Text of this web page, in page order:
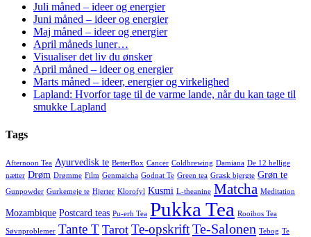
Juli måned – ideer og energier
Juni måned – ideer og energier
Maj måned – ideer og energier
April måneds luner…
Visualiser det liv du ønsker
April måned – ideer og energier
Marts måned – ideer, energier og virkelighed
Lapland: Hvorfor tage til de varme lande, når du kan tage til
smukke Lapland
Tags
Afternoon Tea Ayurvedisk te BetterBox Cancer Coldbrewing Damiana De 12 hellige
nætter Drøm Drømme Film Genmaicha Godnat Te Green tea Græsk bjergte Grøn te
Gunpowder Gurkemeje te Hjerter Klorofyl Kusmi L-theanine Matcha Meditation
Mozambique Postcard teas Pu-erh Tea Pukka Tea Rooibos Tea
Søvnproblemer Tante T Tarot Te-opskriftTe-Salonen Tebog Te